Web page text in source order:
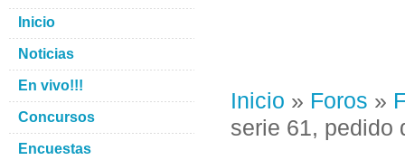
Inicio » Foros »
serie 61, pedido
Inicio
Noticias
En vivo!!!
Concursos
Encuestas